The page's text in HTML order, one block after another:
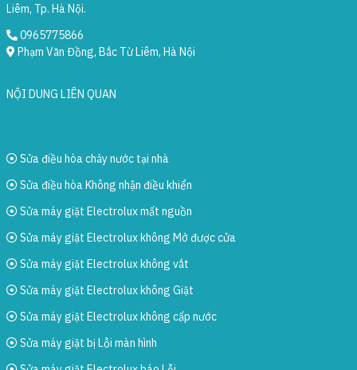
Liêm, Tp. Hà Nội.
0965775866
Phạm Văn Đồng, Bắc Từ Liêm, Hà Nội
NỘI DUNG LIÊN QUAN
Sửa điều hòa chảy nước tại nhà
Sửa điều hòa Không nhận điều khiển
Sửa máy giặt Electrolux mất nguồn
Sửa máy giặt Electrolux không Mở được cửa
Sửa máy giặt Electrolux không vắt
Sửa máy giặt Electrolux không Giặt
Sửa máy giặt Electrolux không cấp nước
Sửa máy giặt bị Lỗi màn hình